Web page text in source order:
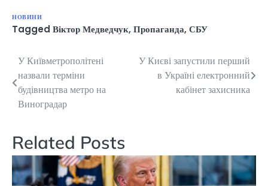
НОВИНИ
Tagged Віктор Медведчук, Пропаганда, СБУ
Навігація
записів
У Київметрополітені
назвали терміни
будівництва метро на
Виноградар
У Києві запустили перший
в Україні електронний
кабінет захисника
Related Posts